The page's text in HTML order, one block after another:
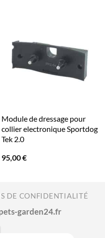
Module de dressage pour
collier electronique Sportdog
Tek 2.0
95,00€
DE CONFIDENTIALITÉ
garden24.fr